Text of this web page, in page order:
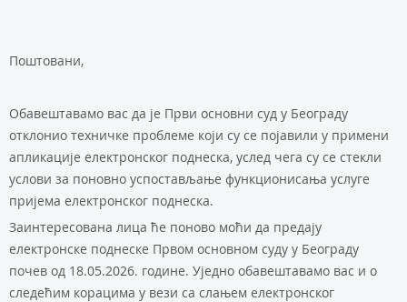
Поштовани,
Обавештавамо вас да је Први основни суд у Београду
отклонио техничке проблеме који су се појавили у примени
апликације електронског поднеска, услед чега су се стекли
услови за поновно успостављање функционисањa услуге
пријема електронског поднеска.
Заинтересована лица ће поново моћи да предају
електронске поднеске Првом основном суду у Београду
почев од 18.05.2026. године. Уједно обавештавамо вас и о
следећим корацима у вези са слањем електронског